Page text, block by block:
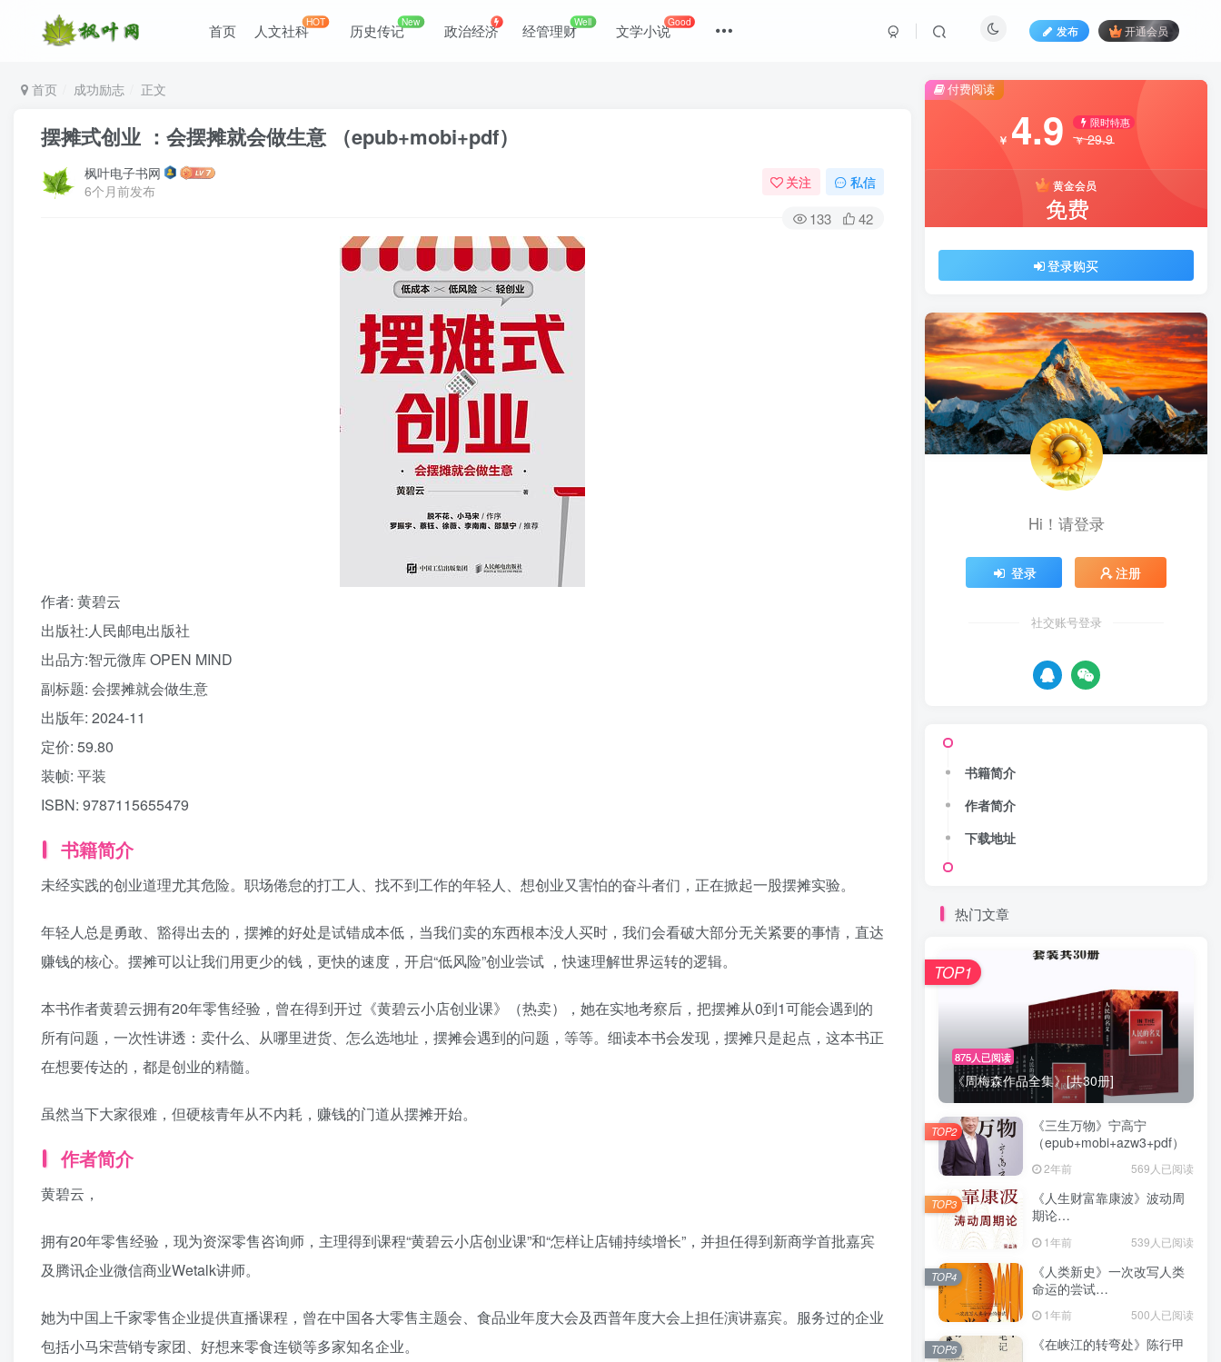
首页 人文社科HOT 历史传记New 政治经济 经管理财Well 文学小说Good
发布 开通会员
首页 成功励志 正文
摆摊式创业 ：会摆摊就会做生意 （epub+mobi+pdf）
枫叶电子书网
6个月前发布
关注 私信
133 42
作者: 黄碧云
出版社:人民邮电出版社
出品方:智元微库 OPEN MIND
副标题: 会摆摊就会做生意
出版年: 2024-11
定价: 59.80
装帧: 平装
ISBN: 9787115655479
书籍简介
未经实践的创业道理尤其危险。职场倦怠的打工人、找不到工作的年轻人、想创业又害怕的奋斗者们，正在掀起一股摆摊实验。
年轻人总是勇敢、豁得出去的，摆摊的好处是试错成本低，当我们卖的东西根本没人买时，我们会看破大部分无关紧要的事情，直达
赚钱的核心。摆摊可以让我们用更少的钱，更快的速度，开启“低风险”创业尝试 ，快速理解世界运转的逻辑。
本书作者黄碧云拥有20年零售经验，曾在得到开过《黄碧云小店创业课》（热卖），她在实地考察后，把摆摊从0到1可能会遇到的
所有问题，一次性讲透：卖什么、从哪里进货、怎么选地址，摆摊会遇到的问题，等等。细读本书会发现，摆摊只是起点，这本书正
在想要传达的，都是创业的精髓。
虽然当下大家很难，但硬核青年从不内耗，赚钱的门道从摆摊开始。
作者简介
黄碧云，
拥有20年零售经验，现为资深零售咨询师，主理得到课程“黄碧云小店创业课”和“怎样让店铺持续增长”，并担任得到新商学首批嘉宾
及腾讯企业微信商业Wetalk讲师。
她为中国上千家零售企业提供直播课程，曾在中国各大零售主题会、食品业年度大会及西普年度大会上担任演讲嘉宾。服务过的企业
包括小马宋营销专家团、好想来零食连锁等多家知名企业。
付费阅读
￥ 4.9 限时特惠
￥29.9
黄金会员
免费
登录购买
Hi！请登录
登录 注册
社交账号登录
书籍简介
作者简介
下载地址
热门文章
875人已阅读
《周梅森作品全集》[共30册]
TOP1
《三生万物》宁高宁
（epub+mobi+azw3+pdf）
2年前 569人已阅读
TOP2
《人生财富靠康波》波动周
期论
1年前 539人已阅读
TOP3
《人类新史》一次改写人类
命运的尝试
1年前 500人已阅读
TOP4
《在峡江的转弯处》陈行甲
TOP5
登录
没有账号？立即注册
用户名/手机号/邮箱
登录密码
记住登录